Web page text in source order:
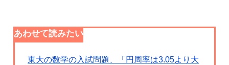
あわせて読みたい
東大の数学の入試問題、「円周率は3.05より大